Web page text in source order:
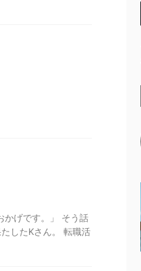
かげです。」 そう話
したKさん。 転職活